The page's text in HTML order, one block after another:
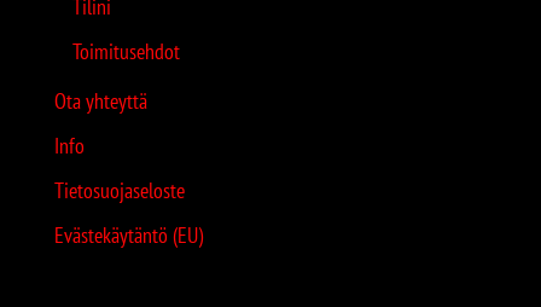
Tilini
Toimitusehdot
Ota yhteyttä
Info
Tietosuojaseloste
Evästekäytäntö (EU)